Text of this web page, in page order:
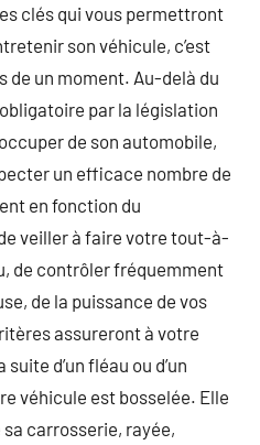
clés qui vous permettront
son véhicule, c’est
de un moment. Au-delà du
par la législation
de son automobile,
un efficace nombre de
en fonction du
veiller à faire votre tout-à-
de contrôler fréquemment
de la puissance de vos
assureront à votre
d’un fléau ou d’un
véhicule est bosselée. Elle
sa carrosserie, rayée,